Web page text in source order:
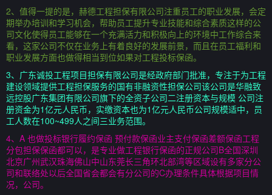
2、值得一提的是，赫德工程担保有限公司注重员工的职业发展，会定
期举办培训和学习机会，帮助员工提升专业技能和综合素质这样的公
司文化使得员工能够在一个充满活力和积极向上的环境中工作综合来
看，这家公司不仅在业务上有着良好的发展前景，而且在员工福利和
职业发展方面也做得相当到位如果对工程投标保函。
3、广东诚投工程项目担保有限公司是经政府部门批准，专注于为工程
建设领域提供工程担保服务的国有非融资性担保公司该公司是华融致
远控股广东集团有限公司旗下的全资子公司二注册资本与规模 公司注
册资金为1亿元人民币，实缴资本也为1亿元人民币公司规模适中，员
工人数在100~499人之间三业务范围。
4、A 也做投标银行履约保函 预付款保函业主支付保函差额保函工程
分包担保保函都可以，是专业做工程银行保函的正规公司B全国深圳
北京广州武汉珠海佛山中山东莞长三角环北部湾等区域设有多家分公
司和联络处以后全国省会都会有分公司的C办理条件具体根据项目情
况，公司。